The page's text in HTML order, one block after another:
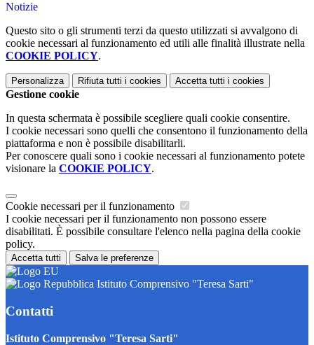
Notizie
Questo sito o gli strumenti terzi da questo utilizzati si avvalgono di
cookie necessari al funzionamento ed utili alle finalità illustrate nella
COOKIE POLICY.
Personalizza Rifiuta tutti i cookies Accetta tutti i cookies
Gestione cookie
In questa schermata è possibile scegliere quali cookie consentire.
I cookie necessari sono quelli che consentono il funzionamento della
piattaforma e non è possibile disabilitarli.
Per conoscere quali sono i cookie necessari al funzionamento potete
visionare la COOKIE POLICY.
Cookie necessari per il funzionamento
I cookie necessari per il funzionamento non possono essere
disabilitati. È possibile consultare l'elenco nella pagina della cookie
policy.
Accetta tutti Salva le preferenze
Istituto Comprensivo "Teresa Sarti"
Contatti
Istituto Comprensivo "Teresa Sarti"